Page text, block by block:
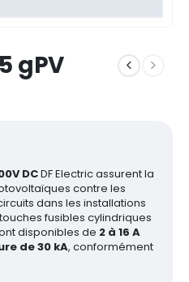
gPV
DCDF Electric assurent la
contre les
dans les installations
fusibles cylindriques
disponibles de 2 à 16 A
de 30 kA, conformément